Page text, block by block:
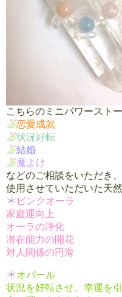
こちらのミニパワースト
恋愛成就
状況好転
結婚
魔よけ
などのご相談をいただき
使用させていただいた天
ピンクオーラ
家庭運向上
オーラの浄化
潜在能力の開花
対人関係の円滑
オパール
状況を好転させ、幸運を